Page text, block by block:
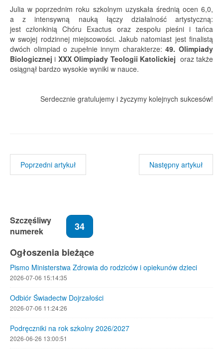
Julia w poprzednim roku szkolnym uzyskała średnią ocen 6,0,
a z intensywną nauką łączy działalność artystyczną:
jest członkinią Chóru Exactus oraz zespołu pieśni i tańca
w swojej rodzinnej miejscowości. Jakub natomiast jest finalistą
dwóch olimpiad o zupełnie innym charakterze:49. Olimpiady
Biologicznej i XXX Olimpiady Teologii Katolickiej oraz także
osiągnął bardzo wysokie wyniki w nauce.
Serdecznie gratulujemy i życzymy kolejnych sukcesów!
Poprzedni artykuł Następny artykuł
Szczęśliwy
numerek
34
Ogłoszenia bieżące
Pismo Ministerstwa Zdrowia do rodziców i opiekunów dzieci
2026-07-06 15:14:35
Odbiór Świadectw Dojrzałości
2026-07-06 11:24:26
Podręczniki na rok szkolny 2026/2027
2026-06-26 13:00:51